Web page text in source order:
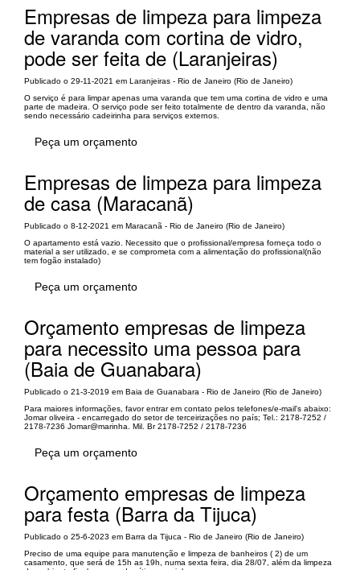
Empresas de limpeza para limpeza
de varanda com cortina de vidro,
pode ser feita de (Laranjeiras)
Publicado o 29-11-2021 em Laranjeiras - Rio de Janeiro (Rio de Janeiro)
O serviço é para limpar apenas uma varanda que tem uma cortina de vidro e uma
parte de madeira. O serviço pode ser feito totalmente de dentro da varanda, não
sendo necessário cadeirinha para serviços externos.
Peça um orçamento
Empresas de limpeza para limpeza
de casa (Maracanã)
Publicado o 8-12-2021 em Maracanã - Rio de Janeiro (Rio de Janeiro)
O apartamento está vazio. Necessito que o profissional/empresa forneça todo o
material a ser utilizado, e se comprometa com a alimentação do profissional(não
tem fogão instalado)
Peça um orçamento
Orçamento empresas de limpeza
para necessito uma pessoa para
(Baia de Guanabara)
Publicado o 21-3-2019 em Baia de Guanabara - Rio de Janeiro (Rio de Janeiro)
Para maiores informações, favor entrar em contato pelos telefones/e-mail's abaixo:
Jomar oliveira - encarregado do setor de terceirizações no país; Tel.: 2178-7252 /
2178-7236 Jomar@marinha. Mil. Br 2178-7252 / 2178-7236
Peça um orçamento
Orçamento empresas de limpeza
para festa (Barra da Tijuca)
Publicado o 25-6-2023 em Barra da Tijuca - Rio de Janeiro (Rio de Janeiro)
Preciso de uma equipe para manutenção e limpeza de banheiros ( 2) de um
casamento, que será de 15h as 19h, numa sexta feira, dia 28/07, além da limpeza